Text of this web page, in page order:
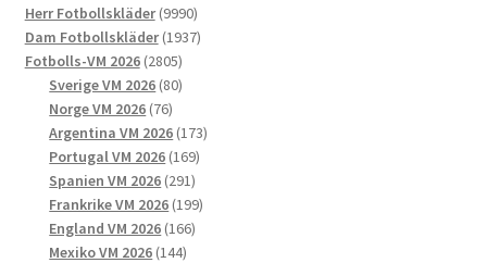
produkter
Herr Fotbollskläder 99909990
produkter
Dam Fotbollskläder 19371937
Fotbolls-VM 2026 28052805
produkter
Sverige VM 2026 8080
Norge VM 2026 7676
produkter
Argentina VM 2026 173173
Portugal VM 2026 169169
Spanien VM 2026 291291
produkter
Frankrike VM 2026 199199
England VM 2026 166166
Mexiko VM 2026 144144